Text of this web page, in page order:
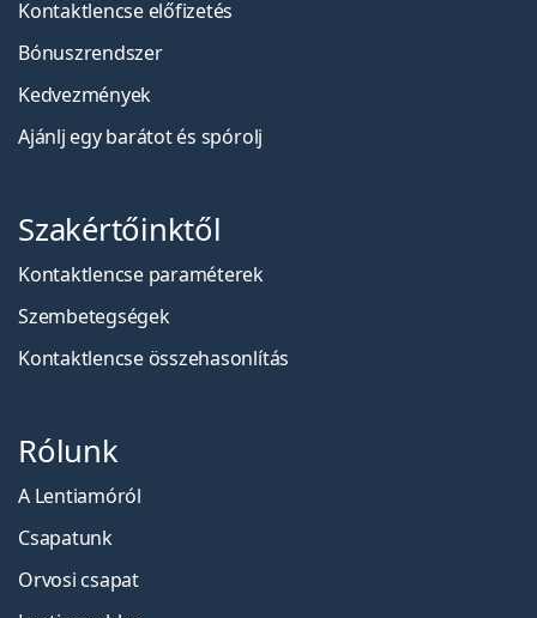
Kontaktlencse előfizetés
Bónuszrendszer
Kedvezmények
Ajánlj egy barátot és spórolj
Szakértőinktől
Kontaktlencse paraméterek
Szembetegségek
Kontaktlencse összehasonlítás
Rólunk
A Lentiamóról
Csapatunk
Orvosi csapat